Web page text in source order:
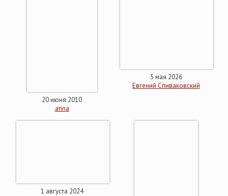
20 июня 2010
anna
5 мая 2026
Евгений Спиваковский
1 августа 2024